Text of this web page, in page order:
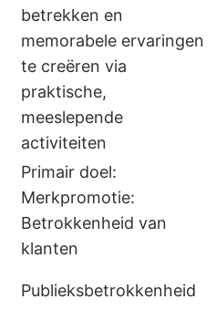
betrekken en
memorabele ervaringen
te creëren via
praktische,
meeslepende
activiteiten
Primair doel:
Merkpromotie:
Betrokkenheid van
klanten
Publieksbetrokkenheid